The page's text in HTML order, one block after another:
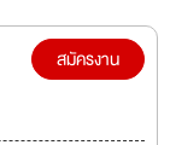
รให้บริการที่สร้าง
สมัครงาน